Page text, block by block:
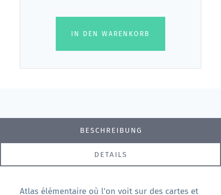
IN DEN WARENKORB
BESCHREIBUNG
DETAILS
Atlas élémentaire où l'on voit sur des cartes et